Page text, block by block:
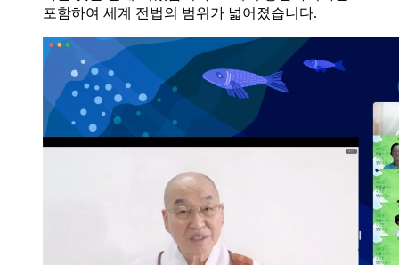
포함하여 세계 전법의 범위가 넓어졌습니다.